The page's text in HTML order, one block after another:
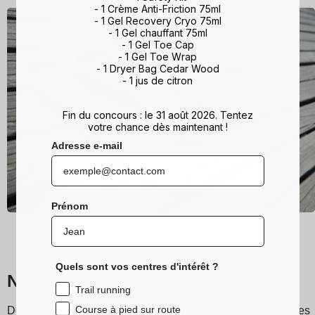
Nos chaussettes de trail running
Découvrez les chaussettes de running et trail Sidas, conçues
- 1 Crème Anti-Friction 75ml
- 1 Gel Recovery Cryo 75ml
- 1 Gel chauffant 75ml
- 1 Gel Toe Cap
- 1 Gel Toe Wrap
- 1 Dryer Bag Cedar Wood
- 1 jus de citron
Fin du concours : le 31 août 2026. Tentez
votre chance dès maintenant !
Adresse e-mail
Prénom
Quels sont vos centres d'intérêt ?
Trail running
Course à pied sur route